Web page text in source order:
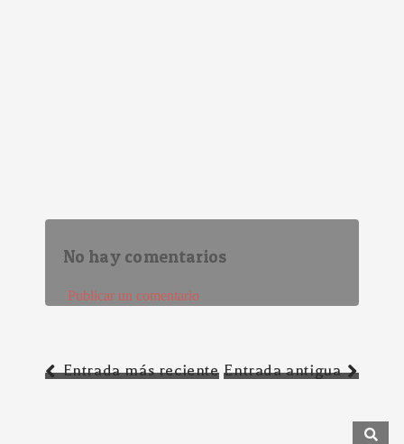
No hay comentarios
Publicar un comentario
Entrada más reciente Entrada antigua